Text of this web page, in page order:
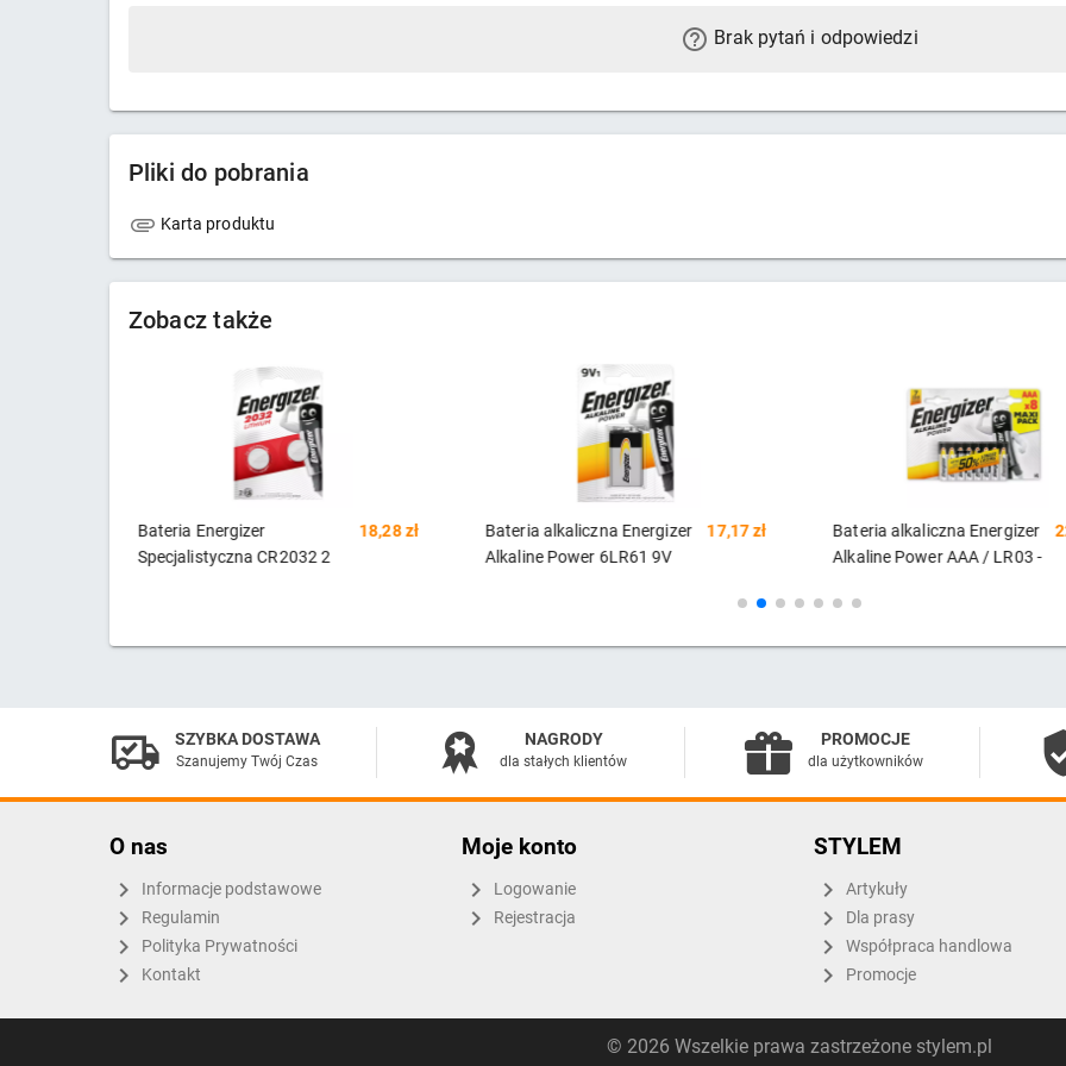
Brak pytań i odpowiedzi
Pliki do pobrania
Karta produktu
Zobacz także
CR2032 2
18,28 zł
Bateria alkaliczna Energizer
Alkaline Power 6LR61 9V
17,17 zł
Bateria alkaliczna Energizer
Alkaline Power AAA / LR03 -
22,67 zł
MAX
SZYBKA DOSTAWA
Szanujemy Twój Czas
NAGRODY
dla stałych klientów
PROMOCJE
dla użytkowników
O nas
Informacje podstawowe
Regulamin
Polityka Prywatności
Kontakt
Moje konto
Logowanie
Rejestracja
STYLEM
Artykuły
Dla prasy
Współpraca handlowa
Promocje
© 2026 Wszelkie prawa zastrzeżone stylem.pl